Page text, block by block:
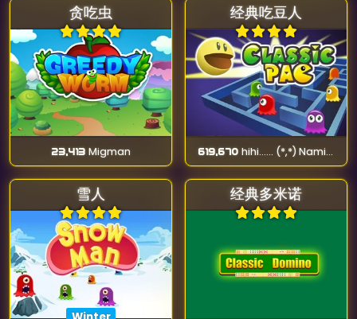
贪吃虫
23,413 Migman
经典吃豆人
619,670 hihi...... (*,*) Namika (*-*)
雪人 经典多米诺